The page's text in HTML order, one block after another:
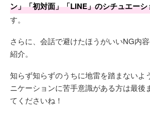
ン」「初対面」「LINE」のシチュエー
す。
さらに、会話で避けたほうがいいNG内
紹介。
知らず知らずのうちに地雷を踏まないよ
ニケーションに苦手意識がある方は最後
てくださいね！